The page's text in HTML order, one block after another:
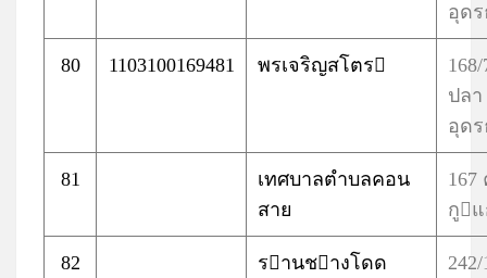
อุด
80 1103100169481 พรเจริญสโตร
ปล
อุด
81
เทศบาลตำบลคอน
สาย
167
กู
82
รานชางโดด
242/